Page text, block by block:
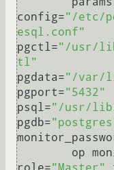
config="/etc/
esql.conf"
pgctl="/usr/
tl"
pgdata="/var/
pgport="5432"
psql="/usr/
pgdb=